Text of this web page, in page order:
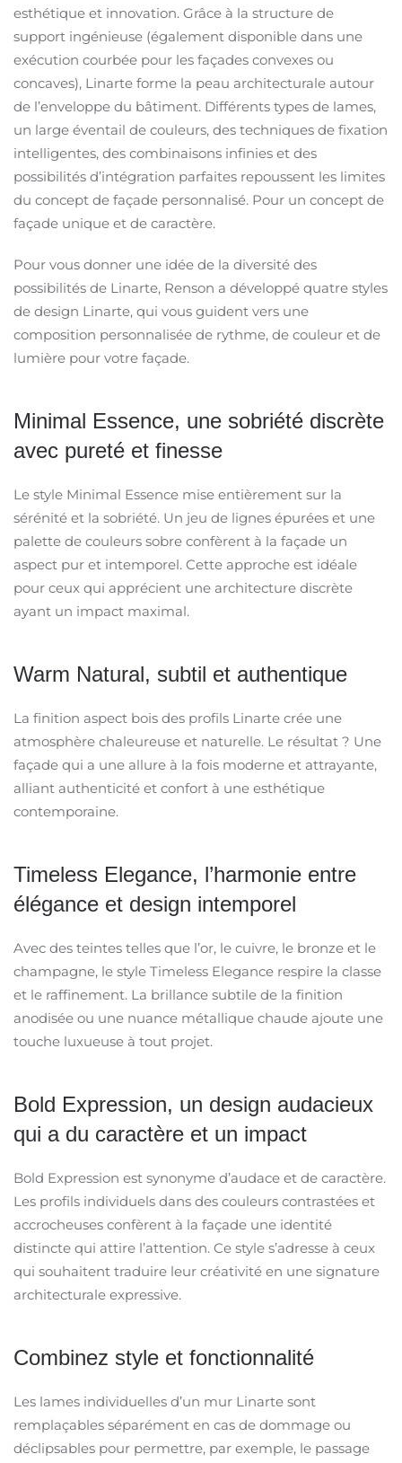
esthétique et innovation. Grâce à la structure de
support ingénieuse (également disponible dans une
exécution courbée pour les façades convexes ou
concaves), Linarte forme la peau architecturale autour
de l’enveloppe du bâtiment. Différents types de lames,
un large éventail de couleurs, des techniques de fixation
intelligentes, des combinaisons infinies et des
possibilités d’intégration parfaites repoussent les limites
du concept de façade personnalisé. Pour un concept de
façade unique et de caractère.
Pour vous donner une idée de la diversité des
possibilités de Linarte, Renson a développé quatre styles
de design Linarte, qui vous guident vers une
composition personnalisée de rythme, de couleur et de
lumière pour votre façade.
Minimal Essence, une sobriété discrète
avec pureté et finesse
Le style Minimal Essence mise entièrement sur la
sérénité et la sobriété. Un jeu de lignes épurées et une
palette de couleurs sobre confèrent à la façade un
aspect pur et intemporel. Cette approche est idéale
pour ceux qui apprécient une architecture discrète
ayant un impact maximal.
Warm Natural, subtil et authentique
La finition aspect bois des profils Linarte crée une
atmosphère chaleureuse et naturelle. Le résultat ? Une
façade qui a une allure à la fois moderne et attrayante,
alliant authenticité et confort à une esthétique
contemporaine.
Timeless Elegance, l’harmonie entre
élégance et design intemporel
Avec des teintes telles que l’or, le cuivre, le bronze et le
champagne, le style Timeless Elegance respire la classe
et le raffinement. La brillance subtile de la finition
anodisée ou une nuance métallique chaude ajoute une
touche luxueuse à tout projet.
Bold Expression, un design audacieux
qui a du caractère et un impact
Bold Expression est synonyme d’audace et de caractère.
Les profils individuels dans des couleurs contrastées et
accrocheuses confèrent à la façade une identité
distincte qui attire l’attention. Ce style s’adresse à ceux
qui souhaitent traduire leur créativité en une signature
architecturale expressive.
Combinez style et fonctionnalité
Les lames individuelles d’un mur Linarte sont
remplaçables séparément en cas de dommage ou
déclipsables pour permettre, par exemple, le passage